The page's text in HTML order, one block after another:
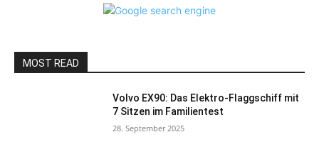
MOST READ
Volvo EX90: Das Elektro-Flaggschiff mit
7 Sitzen im Familientest
28. September 2025